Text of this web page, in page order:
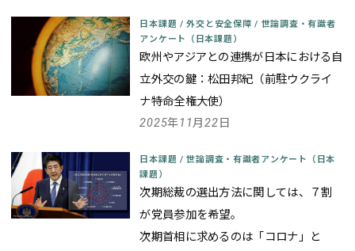
日本課題 / 外交と安全保障/ 世論調査・有識者
アンケート（日本課題）
欧州やアジアとの連携が日本における自
立外交の鍵：松田邦紀（前駐ウクライ
ナ特命全権大使）
2025年11月22日
日本課題 / 世論調査・有識者アンケート（日本
課題）
次期総裁の選出方法に関しては、７割
が党員参加を希望。
次期首相に求めるのは「コロナ」と